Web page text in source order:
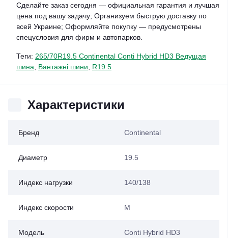
Сделайте заказ сегодня — официальная гарантия и лучшая
цена под вашу задачу; Организуем быструю доставку по
всей Украине; Оформляйте покупку — предусмотрены
спецусловия для фирм и автопарков.
Теги: 265/70R19.5 Continental Conti Hybrid HD3 Ведущая
шина
Вантажні шини R19.5
Характеристики
Бренд Continental
Диаметр 19.5
Индекс нагрузки 140/138
Индекс скорости M
Модель Conti Hybrid HD3